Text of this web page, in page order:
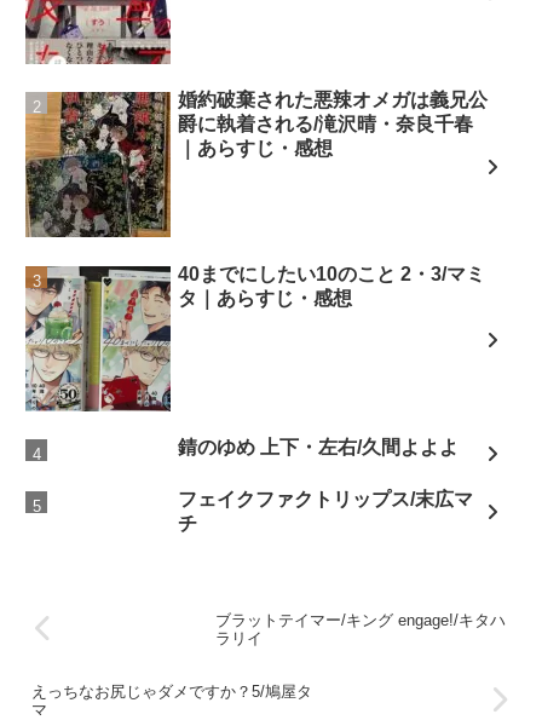
婚約破棄された悪辣オメガは義兄公
爵に執着される/滝沢晴・奈良千春
｜あらすじ・感想
40までにしたい10のこと 2・3/マミ
タ｜あらすじ・感想
錆のゆめ 上下・左右/久間よよよ
フェイクファクトリップス/末広マ
チ
ブラットテイマー/キング engage!/キタハ
ラリイ
えっちなお尻じゃダメですか？5/鳩屋タ
マ